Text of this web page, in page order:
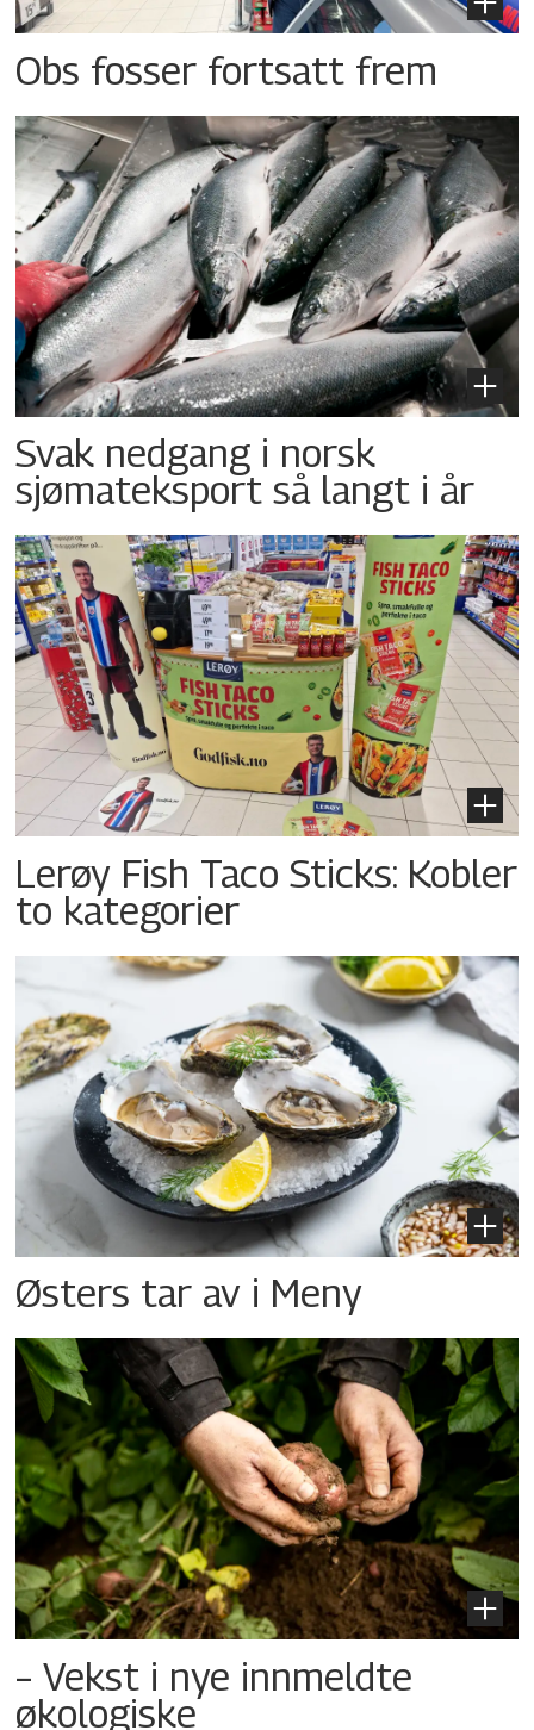
Obs fosser fortsatt frem
Svak nedgang i norsk
sjømateksport så langt i år
Lerøy Fish Taco Sticks: Kobler
to kategorier
Østers tar av i Meny
– Vekst i nye innmeldte
økologiske